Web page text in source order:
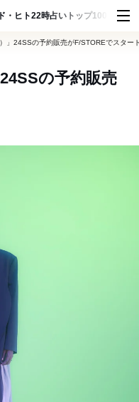
・ヒト22時占い トップ100 スナッ
）」24SSの予約販売がF/STOREでスター
の予約販売